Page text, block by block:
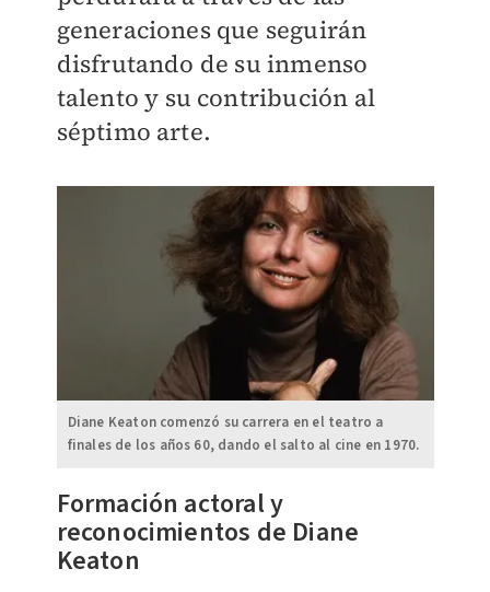
generaciones que seguirán
disfrutando de su inmenso
talento y su contribución al
séptimo arte.
Diane Keaton comenzó su carrera en el teatro a
finales de los años 60, dando el salto al cine en 1970.
Formación actoral y
reconocimientos de Diane
Keaton